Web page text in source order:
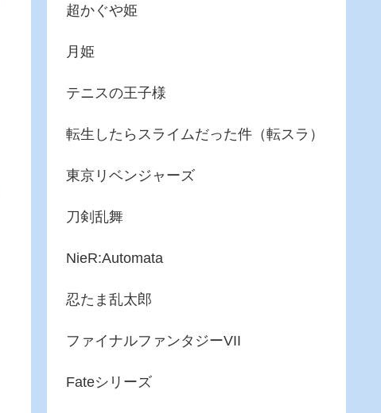
超かぐや姫
月姫
テニスの王子様
転生したらスライムだった件（転スラ）
東京リベンジャーズ
刀剣乱舞
NieR:Automata
忍たま乱太郎
ファイナルファンタジーVII
Fateシリーズ